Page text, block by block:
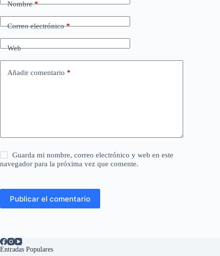
Nombre*
Correo electrónico*
Web
Añadir comentario *
Guarda mi nombre, correo electrónico y web en este
navegador para la próxima vez que comente.
Publicar el comentario
Entradas Populares